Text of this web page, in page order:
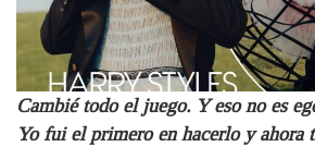
Cambié todo el juego. Y eso no es
Yo fui el primero en hacerlo y ahora